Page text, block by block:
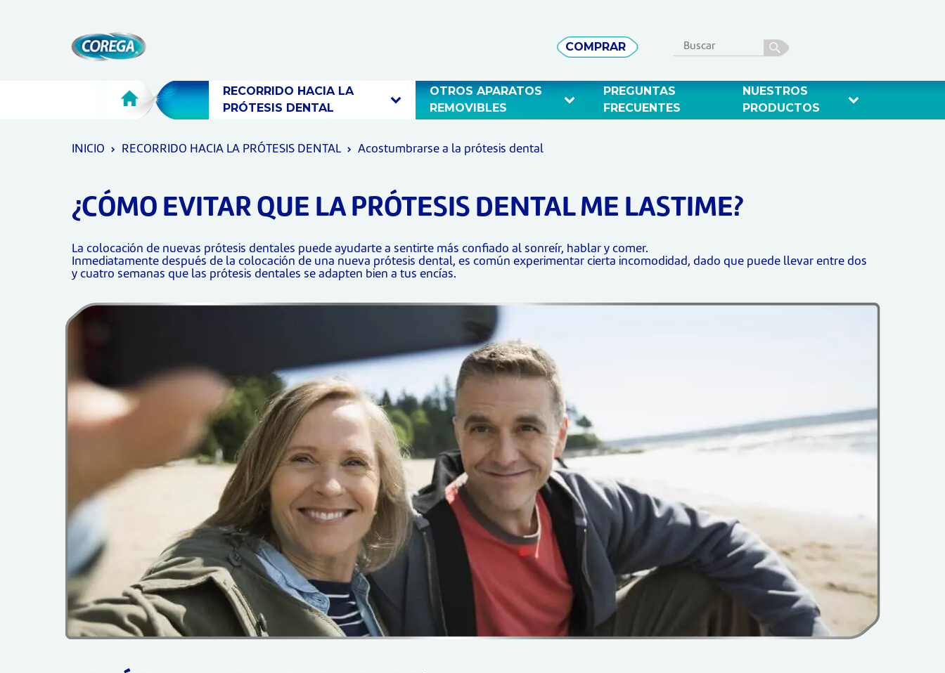
COMPRAR
RECORRIDO HACIA LA
PRÓTESIS DENTAL
OTROS APARATOS
REMOVIBLES
PREGUNTAS
FRECUENTES
NUESTROS
PRODUCTOS
INICIO RECORRIDO HACIA LA PRÓTESIS DENTAL Acostumbrarse a la prótesis dental
¿CÓMO EVITAR QUE LA PRÓTESIS DENTAL ME LASTIME?
La colocación de nuevas prótesis dentales puede ayudarte a sentirte más confiado al sonreír, hablar y comer.
Inmediatamente después de la colocación de una nueva prótesis dental, es común experimentar cierta incomodidad, dado que puede llevar entre dos
y cuatro semanas que las prótesis dentales se adapten bien a tus encías.